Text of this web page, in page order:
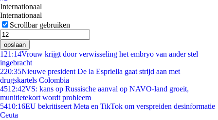
Internationaal
Internationaal
Scrollbar gebruiken
opslaan
1 21:14Vrouw krijgt door verwisseling het embryo van ander stel
ingebracht
220:35Nieuwe president De la Espriella gaat strijd aan met
drugskartels Colombia
4512:42VS: kans op Russische aanval op NAVO-land groeit,
munitietekort wordt probleem
5410:16EU bekritiseert Meta en TikTok om verspreiden desinformatie
Ceuta